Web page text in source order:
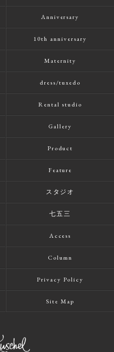
Anniversary
10th anniversary
Maternity
dress/tuxedo
Rental studio
Gallery
Product
Feature
スタジオ
七五三
Access
Column
Privacy Policy
Site Map